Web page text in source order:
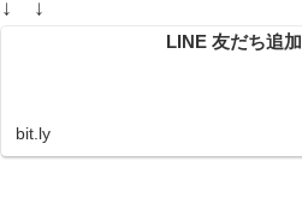
↓ ↓
LINE 友だち追加
bit.ly